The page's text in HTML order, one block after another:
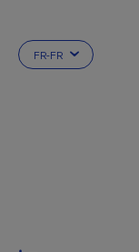
CHANGER LA
FR-FR